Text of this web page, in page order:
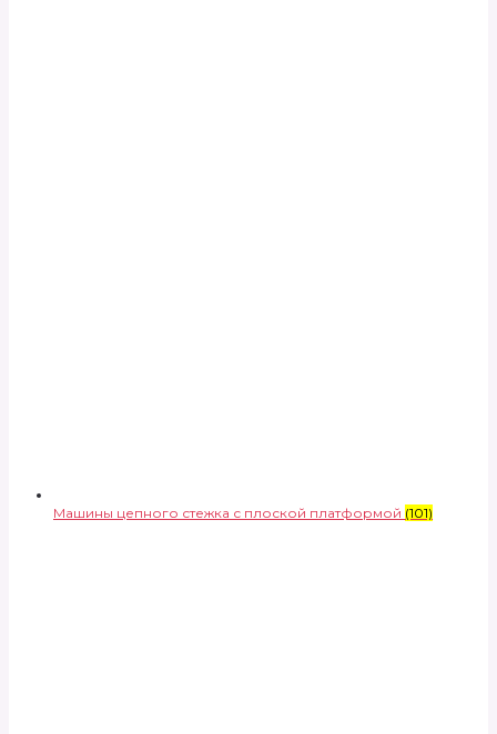
Машины цепного стежка с плоской платформой (101)